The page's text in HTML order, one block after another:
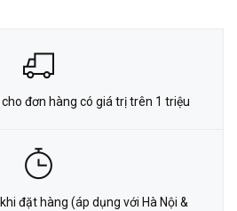
đơn hàng có giá trị trên 1 triệu
đặt hàng (áp dụng với Hà Nội &